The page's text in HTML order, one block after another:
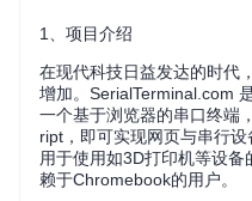
1、项目介绍
在现代科技日益发达的时代
增加。SerialTerminal.com
一个基于浏览器的串口终端
ript，即可实现网页与串行
用于使用如3D打印机等设
赖于Chromebook的用户。